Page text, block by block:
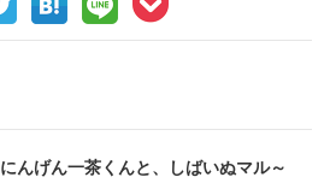
にんげん一茶くんと、しばいぬマル～